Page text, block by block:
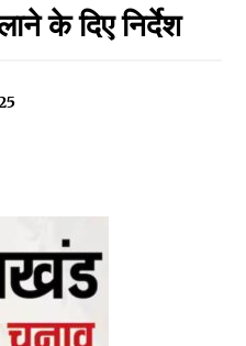
2023
17 May
Day 16 May
के दिए निर्देश